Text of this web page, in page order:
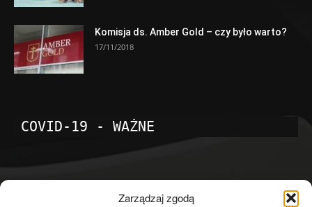
Zarządzaj zgodą
Komisja ds. Amber Gold – czy było warto?
17/11/2018
COVID-19 - WAŻNE